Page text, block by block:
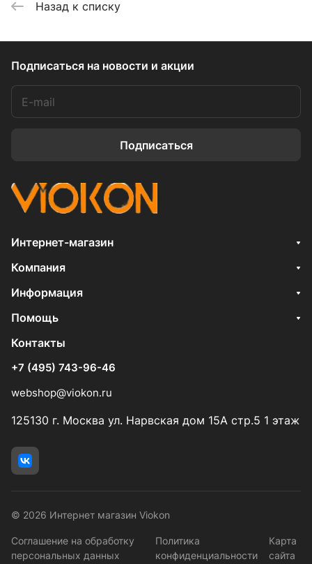
Назад к списку
Подписаться на новости и акции
Подписаться
Интернет-магазин
Компания
Информация
Помощь
Контакты
+7 (495) 743-96-46
webshop@viokon.ru
125130 г. Москва ул. Нарвская дом 15А стр.5 1 этаж
© 2026 Интернет магазин Viokon
Соглашение на обработку
персональных данных
Политика
конфиденциальности
Карта
сайта